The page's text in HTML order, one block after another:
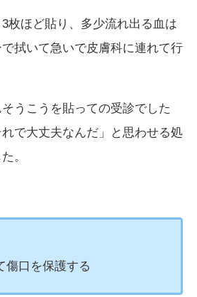
枚ほど貼り、多少流れ出る血は
拭いて急いで皮膚科に連れて行
うこうを貼っての受診でした
で大丈夫なんだ」と思わせる処
。
口を保護する